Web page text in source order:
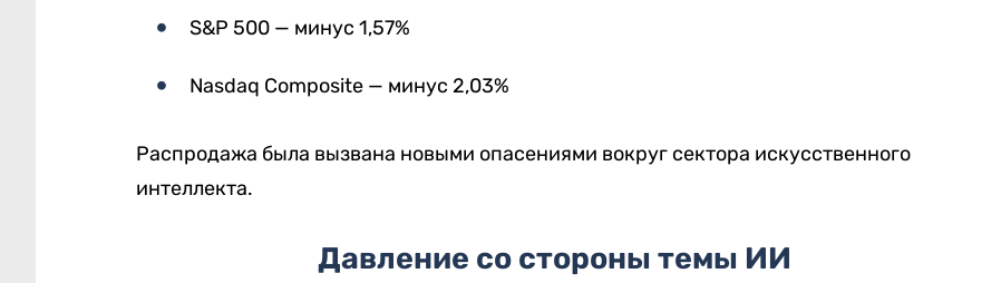
S&P 500 — минус 1,57%
Nasdaq Composite — минус 2,03%
Распродажа была вызвана новыми опасениями вокруг сектора искусственного
интеллекта.
Давление со стороны темы ИИ